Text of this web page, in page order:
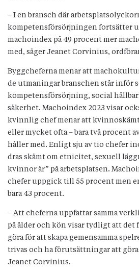
– I en bransch där
kompetensförsörjningen fortsätter
machoindex på 49 procent mer
med, säger Jeanet Corvinius,
Byggcheferna menar att
de utmaningar branschen står inför
kompetensförsörjning, social
säkerhet. Machoindex 2023 visar
kvinnlig chef menar att
eller mycket ofta – bara två procent
håller med. Enligt sju av tio chefer
dras skämt om etnicitet, sexuell
kvinnor är” på arbetsplatsen.
chefer uppgick till 55 procent men
bara 43 procent.
– Att cheferna uppfattar samma
på ålder och kön visar tydligt att det
göra för att skapa gemensamma
trivas och ha förutsättningar att göra
Jeanet Corvinius.